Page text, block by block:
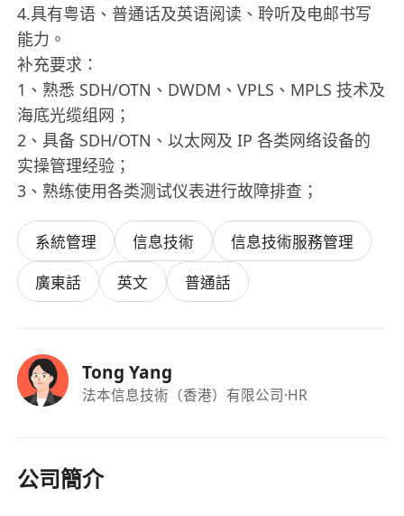
4.具有粤语、普通话及英语阅读、聆听及电邮书写
能力。
补充要求：
1、熟悉 SDH/OTN、DWDM、VPLS、MPLS 技术及
海底光缆组网；
2、具备 SDH/OTN、以太网及 IP 各类网络设备的
实操管理经验；
3、熟练使用各类测试仪表进行故障排查；
系統管理 信息技術
信息技術服務管理
廣東話
英文 普通話
Tong Yang
法本信息技術（香港）有限公司·HR
公司簡介